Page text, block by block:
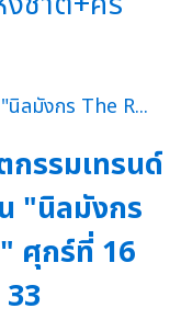
กรรมเทรนด์
"นิลมังกร
ศุกร์ที่ 16